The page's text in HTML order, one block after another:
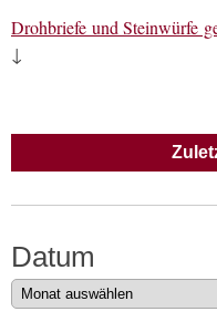
Drohbriefe und Steinwürfe
↓
Datum
Datum